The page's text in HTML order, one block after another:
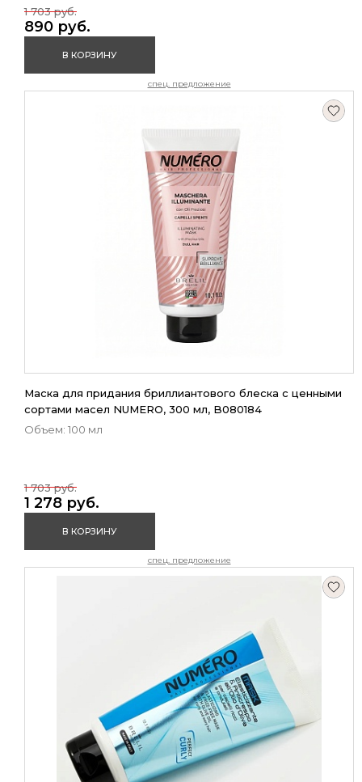
890 руб.
1 703 руб.
В КОРЗИНУ
спец. предложение
Маска для придания бриллиантового блеска с ценными
сортами масел NUMERO, 300 мл, B080184
Объем: 100 мл
1 278 руб.
1 703 руб.
В КОРЗИНУ
спец. предложение